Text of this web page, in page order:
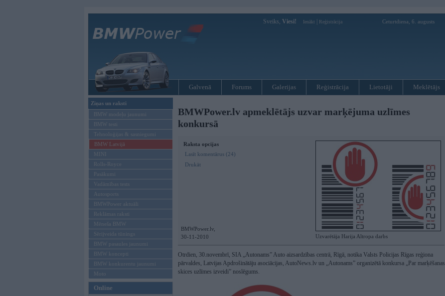
Sveiks, Viesi! Ienākt Reģistrācija Ceturtdiena, 6. augusts
Galvenā Forums Galerijas Reģistrācija Lietotāji Meklētājs
Ziņas un raksti
BMW modeļu jaunumi
BMW testi
Tehnoloģijas & sasniegumi
BMW Latvijā
MINI
Rolls-Royce
Pasākumi
Vadāmības tests
Autosports
BMWPower aktuāli
Reklāmas raksti
Mēneša BMW
Sērijveida tūnings
BMW pasaules jaunumi
BMW koncepti
BMW konkurentu jaunumi
Moto
Online
BMWPower.lv apmeklētājs uzvar marķējuma uzlīmes
konkursā
Raksta opcijas
Lasīt komentārus (24)
Drukāt
Uzvarētāja Harija Altropa darbs
BMWPower.lv,
30-11-2010
Otrdien, 30.novembrī, SIA „Autonams” Auto aizsardzības centrā, Rīgā, notika Valsts Policijas Rīgas reģiona
pārvaldes, Latvijas Apdrošinātāju asociācijas, AutoNews.lv un „Autonams” organizētā konkursa „Par marķēšanas
skices uzlīmes izveidi” noslēgums.